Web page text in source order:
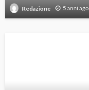
Redazione 5 anni ago